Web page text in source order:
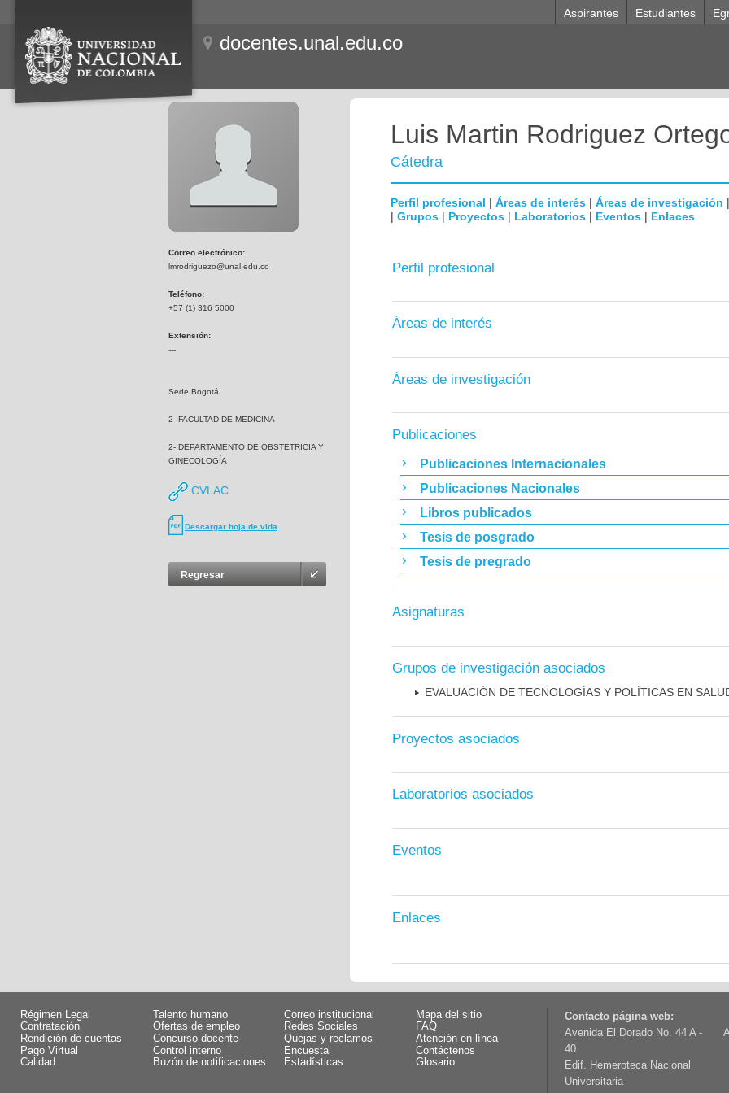
Aspirantes Estudiantes
docentes.unal.edu.co
Correo electrónico:
lmrodriguezo@unal.edu.co
Teléfono:
+57 (1) 316 5000
Extensión:
---
Sede Bogotá
2- FACULTAD DE MEDICINA
2- DEPARTAMENTO DE OBSTETRICIA Y
GINECOLOGÍA
CVLAC
Descargar hoja de vida
Regresar
Luis Martin Rodriguez
Cátedra
Perfil profesional | Áreas de interés | Áreas de investigación
| Grupos | Proyectos | Laboratorios | Eventos | Enlaces
Perfil profesional
Áreas de interés
Áreas de investigación
Publicaciones
Publicaciones Internacionales
Publicaciones Nacionales
Libros publicados
Tesis de posgrado
Tesis de pregrado
Asignaturas
Grupos de investigación asociados
EVALUACIÓN DE TECNOLOGÍAS Y POLÍTICAS EN
Proyectos asociados
Laboratorios asociados
Eventos
Enlaces
Régimen Legal
Talento humano
Contratación
Ofertas de empleo
Rendición de cuentas
Concurso docente
Pago Virtual
Control interno
Calidad
Buzón de notificaciones
Correo institucional
Mapa del sitio
Redes Sociales
FAQ
Quejas y reclamos
Atención en línea
Encuesta
Contáctenos
Estadísticas
Glosario
Contacto página web:
Avenida El Dorado No. 44 A -
40
Edif. Hemeroteca Nacional
Universitaria